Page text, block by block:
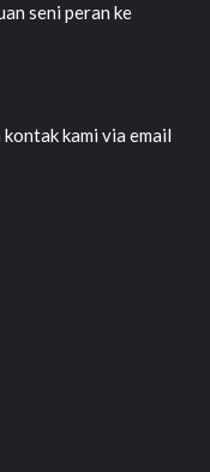
seni peran ke
kami via email